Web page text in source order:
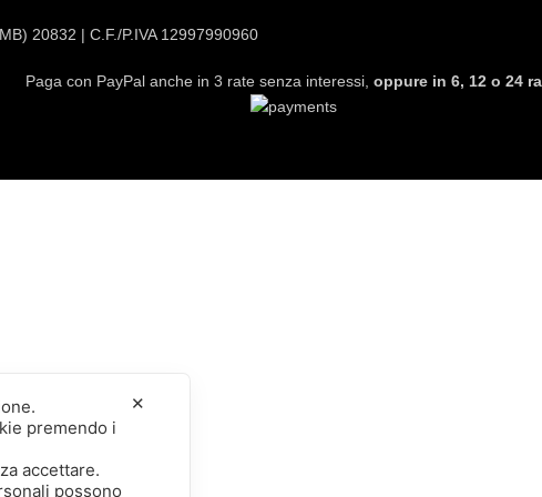
20832 | C.F./P.IVA 12997990960
Paga con PayPal anche in 3 rate senza interessi, oppure in 6, 12 o 24
✕
premendo i
accettare.
possono